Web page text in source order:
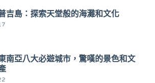
吉島：探索天堂般的海灘和文化
南亞八大必遊城市，驚嘆的景色和文